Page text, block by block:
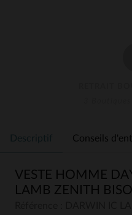
Descriptif Conseils
VESTE HOMME
LAMB ZENITH